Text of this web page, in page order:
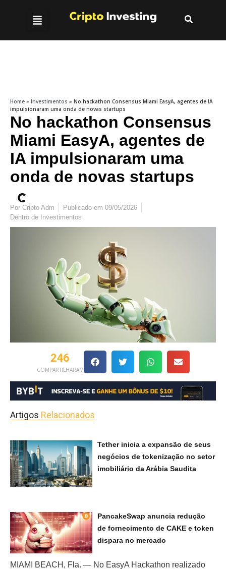
Home » Investimentos » No hackathon Consensus Miami EasyA, agentes de IA
impulsionaram uma onda de novas startups
No hackathon Consensus
Miami EasyA, agentes de
IA impulsionaram uma
onda de novas startups
Por Cripto Adm Publicado em 09/05/2026
Dentro de Investimentos
COMPARTILHARAM
246
Artigos Relacionados
Tether inicia a expansão de seus
negócios de tokenização no setor
imobiliário da Arábia Saudita
PancakeSwap anuncia redução
de fornecimento de CAKE e token
dispara no mercado
MIAMI BEACH, Fla. — No EasyA Hackathon realizado